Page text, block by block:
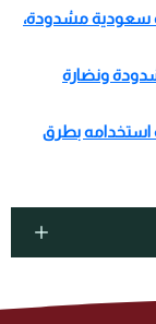
سعودية مشدودة،
ونضارة
استخدامه بطرق